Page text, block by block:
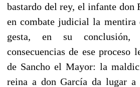
bastardo del rey, el infante don
en combate judicial la mentira
gesta, en su
consecuencias de ese proceso
de Sancho el Mayor: la
reina a don García da lugar